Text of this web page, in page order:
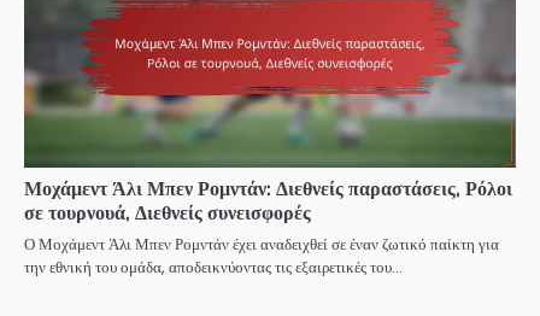
Μοχάμεντ Άλι Μπεν Ρομντάν: Διεθνείς παραστάσεις, Ρόλοι
σε τουρνουά, Διεθνείς συνεισφορές
Ο Μοχάμεντ Άλι Μπεν Ρομντάν έχει αναδειχθεί σε έναν ζωτικό παίκτη για
την εθνική του ομάδα, αποδεικνύοντας τις εξαιρετικές του…